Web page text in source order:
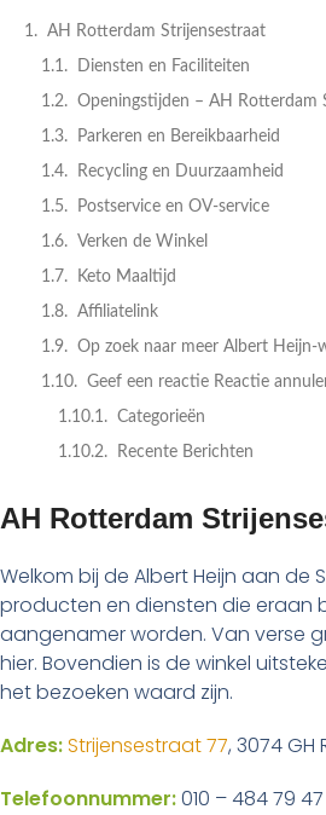
AH Rotterdam Strijensestraat
Diensten en Faciliteiten
Openingstijden – AH Rotterdam
Parkeren en Bereikbaarheid
Recycling en Duurzaamheid
Postservice en OV-service
Verken de Winkel
Keto Maaltijd
Affiliatelink
Op zoek naar meer Albert Heijn-
Geef een reactie Reactie
Categorieën
Recente Berichten
AH Rotterdam
Welkom bij de Albert Heijn aan
producten en diensten die eraan
aangenamer worden. Van verse
hier. Bovendien is de winkel
het bezoeken waard zijn.
Adres:Strijensestraat 77, 3074
Telefoonnummer:010 – 484 79 47